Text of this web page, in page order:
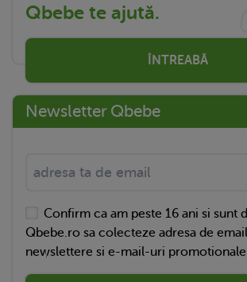
Qbebe te ajută.
ÎNTREABĂ
Newsletter Qbebe
Confirm ca am peste 16 ani si sunt
Qbebe.ro sa colecteze adresa de
newslettere si e-mail-uri